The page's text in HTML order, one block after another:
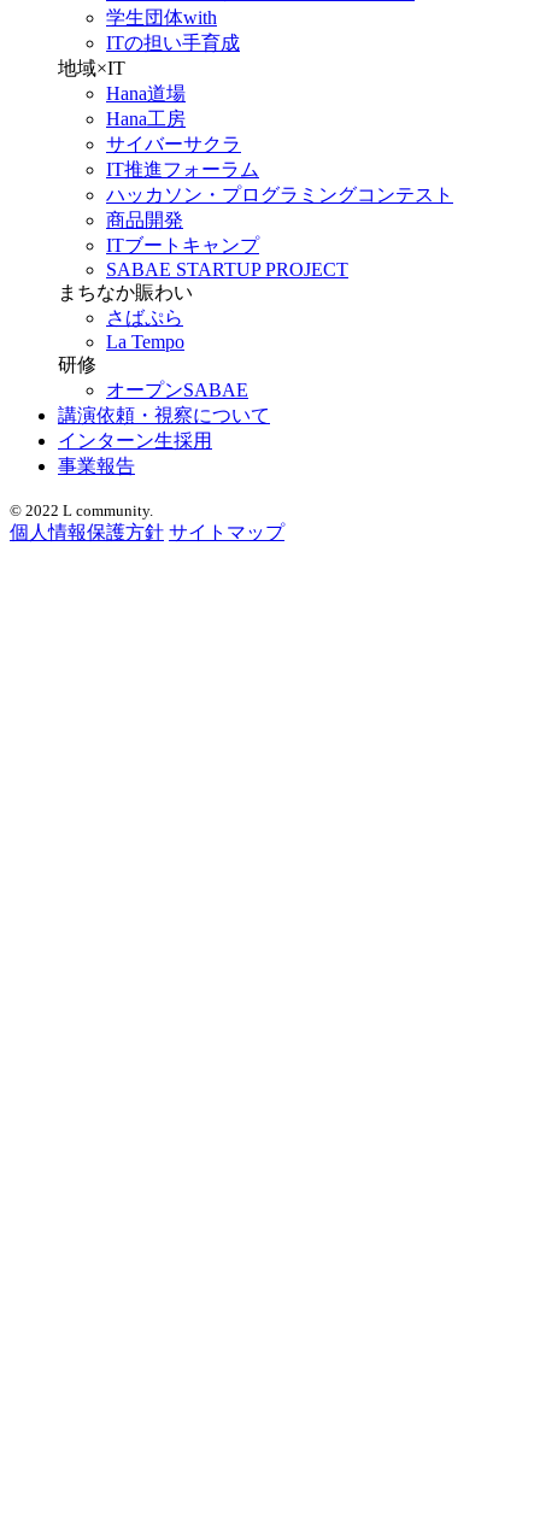
学生団体with
ITの担い手育成
地域×IT
Hana道場
Hana工房
サイバーサクラ
IT推進フォーラム
ハッカソン・プログラミングコンテスト
商品開発
ITブートキャンプ
SABAE STARTUP PROJECT
まちなか賑わい
さばぷら
La Tempo
研修
オープンSABAE
講演依頼・視察について
インターン生採用
事業報告
© 2022 L community.
個人情報保護方針 サイトマップ